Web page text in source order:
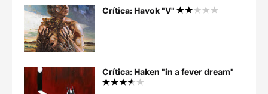
Crítica: Havok "V"
Crítica: Haken "in a fever dream"